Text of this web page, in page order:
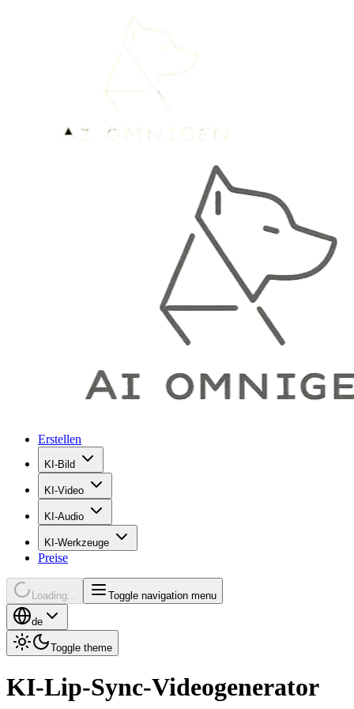
Erstellen
KI-Bild
KI-Video
KI-Audio
KI-Werkzeuge
Preise
Loading... Toggle navigation menu
de
Toggle theme
KI-Lip-Sync-Videogenerator